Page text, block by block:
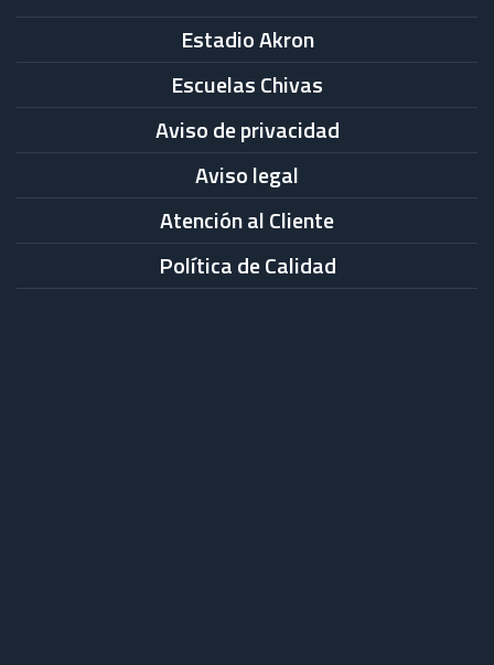
Estadio Akron
Escuelas Chivas
Aviso de privacidad
Aviso legal
Atención al Cliente
Política de Calidad